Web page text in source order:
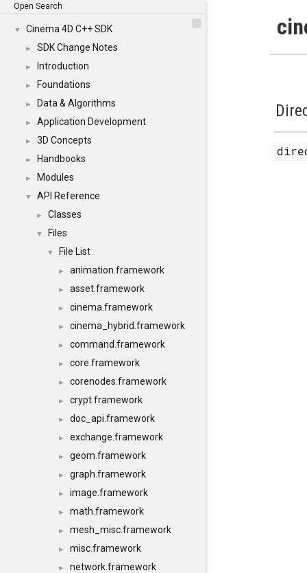
Open Search
▼ Cinema 4D C++ SDK
► SDK Change Notes
► Introduction
► Foundations
► Data & Algorithms
► Application Development
► 3D Concepts
► Handbooks
► Modules
▼ API Reference
► Classes
▼ Files
▼ File List
► animation.framework
► asset.framework
► cinema.framework
► cinema_hybrid.framework
► command.framework
► core.framework
► corenodes.framework
► crypt.framework
► doc_api.framework
► exchange.framework
► geom.framework
► graph.framework
► image.framework
► math.framework
► mesh_misc.framework
► misc.framework
► network.framework